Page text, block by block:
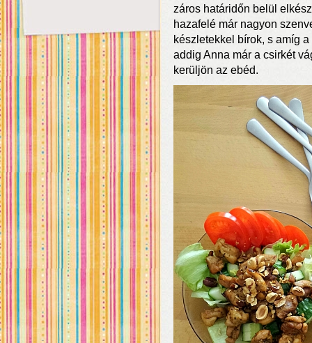
záros határidőn belül
hazafelé már nagyon
készletekkel bírok, s amíg
addig Anna már a csirkét
kerüljön az ebéd.